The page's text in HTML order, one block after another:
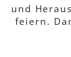
und
feiern.